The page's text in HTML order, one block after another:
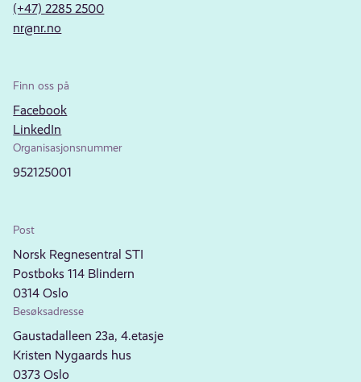
(+47) 2285 2500
nr@nr.no
Finn oss på
Facebook
LinkedIn
Organisasjonsnummer
952125001
Post
Norsk Regnesentral STI
Postboks 114 Blindern
0314 Oslo
Besøksadresse
Gaustadalleen 23a, 4.etasje
Kristen Nygaards hus
0373 Oslo